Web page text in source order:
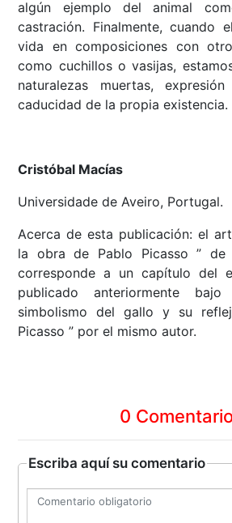
algún ejemplo del animal
castración. Finalmente, cuando
vida en composiciones con
como cuchillos o vasijas,
naturalezas muertas,
caducidad de la propia existencia.
Cristóbal Macías
Universidade de Aveiro, Portugal.
Acerca de esta publicación: el
la obra de Pablo Picasso ” de
corresponde a un capítulo del
publicado anteriormente
simbolismo del gallo y su
Picasso ” por el mismo autor.
0
Escriba aquí su comentario